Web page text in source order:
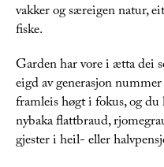
vakker og særeigen natur,
fiske.
Garden har vore i ætta dei
eigd av generasjon
framleis høgt i fokus, og
nybaka flattbraud,
gjester i heil- eller